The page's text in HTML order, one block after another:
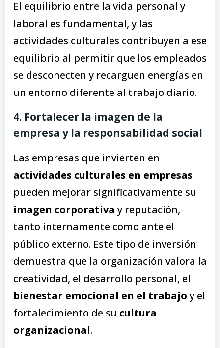
El equilibrio entre la vida personal y
laboral es fundamental, y las
actividades culturales contribuyen a ese
equilibrio al permitir que los empleados
se desconecten y recarguen energías en
un entorno diferente al trabajo diario.
4. Fortalecer la imagen de la
empresa y la responsabilidad social
Las empresas que invierten en
actividades culturales en empresas
pueden mejorar significativamente su
imagen corporativa y reputación,
tanto internamente como ante el
público externo. Este tipo de inversión
demuestra que la organización valora la
creatividad, el desarrollo personal, el
bienestar emocional en el trabajoy el
fortalecimiento de su cultura
organizacional.